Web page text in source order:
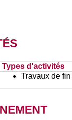
Types d'activités
Travaux de